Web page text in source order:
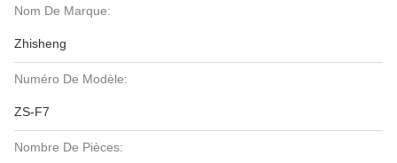
Nom De Marque:
Zhisheng
Numéro De Modèle:
ZS-F7
Nombre De Pièces: